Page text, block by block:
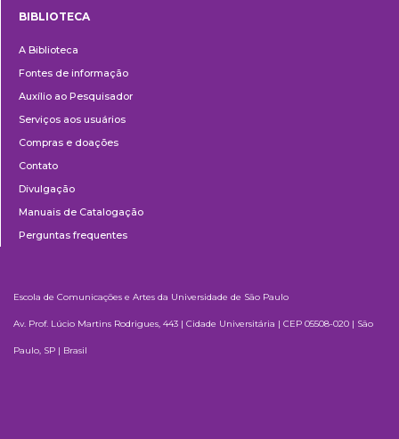
BIBLIOTECA
A Biblioteca
Fontes de informação
Auxílio ao Pesquisador
Serviços aos usuários
Compras e doações
Contato
Divulgação
Manuais de Catalogação
Perguntas frequentes
Escola de Comunicações e Artes da Universidade de São Paulo
Av. Prof. Lúcio Martins Rodrigues, 443 | Cidade Universitária | CEP 05508-020 | São
Paulo, SP | Brasil